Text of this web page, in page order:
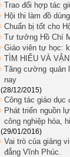
Trao đổi hợp tác
Hội thi làm đồ
Chuẩn bị tốt cho
Tư tưởng Hồ Chí
Giáo viên tự học:
TÌM HIỂU VÀ
Tăng cường quản
nay
(28/12/2015)
Công tác giáo dục
Phát triển nguồn
công nghiệp hóa,
(29/01/2016)
Vai trò của giảng
đẳng Vĩnh Phúc.